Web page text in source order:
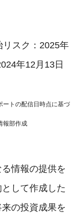
スク：2025年
年12月13日
ートの配信日時点に基づ
報部作成
情報の提供を
して作成した
の投資成果を